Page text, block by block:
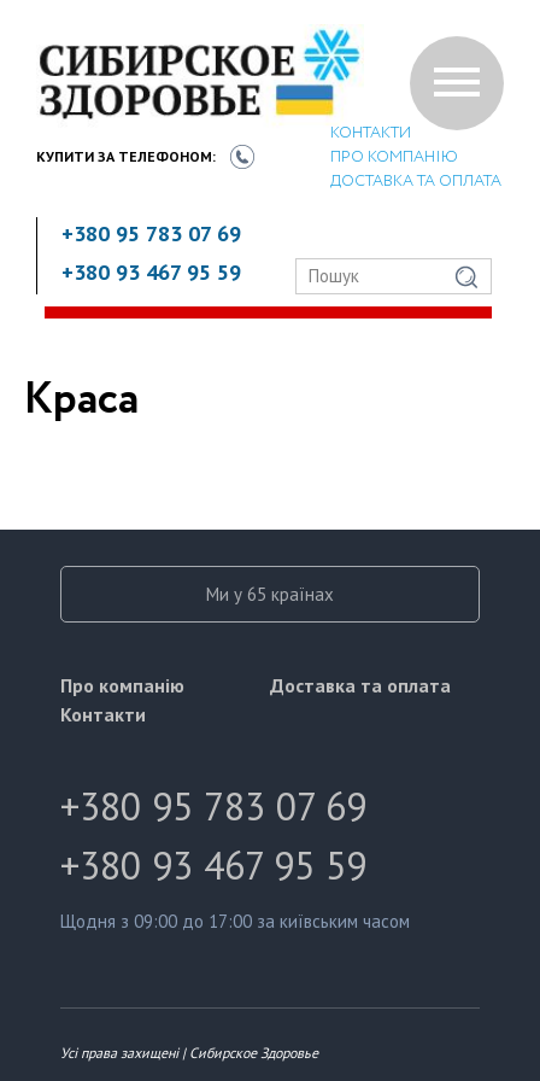
КУПИТИ ЗА ТЕЛЕФОНОМ:
+380 95 783 07 69
+380 93 467 95 59
КОНТАКТИ
ПРО КОМПАНІЮ
ДОСТАВКА ТА ОПЛАТА
Краса
Ми у 65 країнах
Про компанію
Контакти
Доставка та оплата
+380 95 783 07 69
+380 93 467 95 59
Щодня з 09:00 до 17:00 за київським часом
Усі права захищені | Сибирское Здоровье